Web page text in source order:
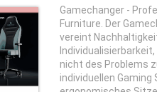
Gamechanger -
Furniture. Der
vereint
nicht des Problems
individuellen Gaming